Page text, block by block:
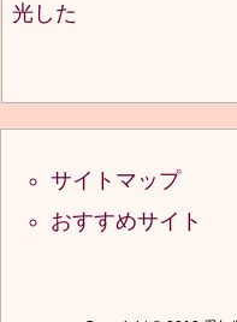
光した
サイトマップ
おすすめサイト